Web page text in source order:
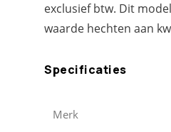
exclusief btw. Dit
waarde hechten aan
Specificaties
Merk